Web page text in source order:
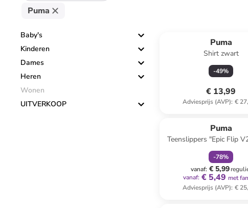
Puma
Baby's
Kinderen
Dames
Heren
Wonen
UITVERKOOP
Puma
Shirt zwart
-49%
€ 13,99
Adviesprijs (AVP): €
Puma
Teenslippers "Epic Flip
zwart/geel
-78%
vanaf: € 5,99
vanaf: € 5,49 met
Adviesprijs (AVP): €